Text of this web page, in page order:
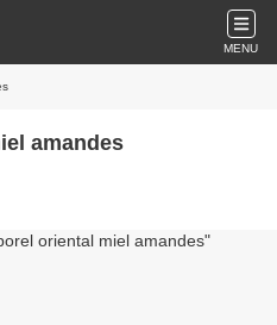
MENU
amandes